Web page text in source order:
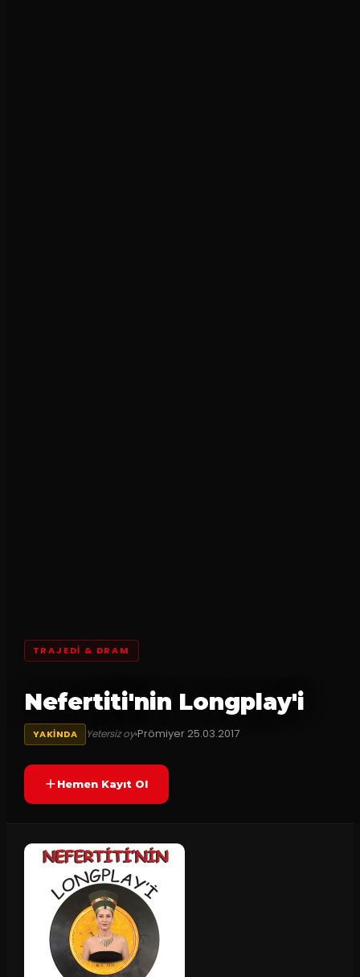
TRAJEDI & DRAM
Nefertiti'nin Longplay'i
YAKINDA Yetersiz oyPrömiyer25.03.2017
Hemen Kayıt Ol